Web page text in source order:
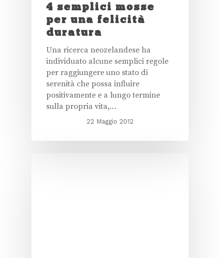
4 semplici mosse
per una felicità
duratura
Una ricerca neozelandese ha
individuato alcune semplici regole
per raggiungere uno stato di
serenità che possa influire
positivamente e a lungo termine
sulla propria vita,…
22 Maggio 2012